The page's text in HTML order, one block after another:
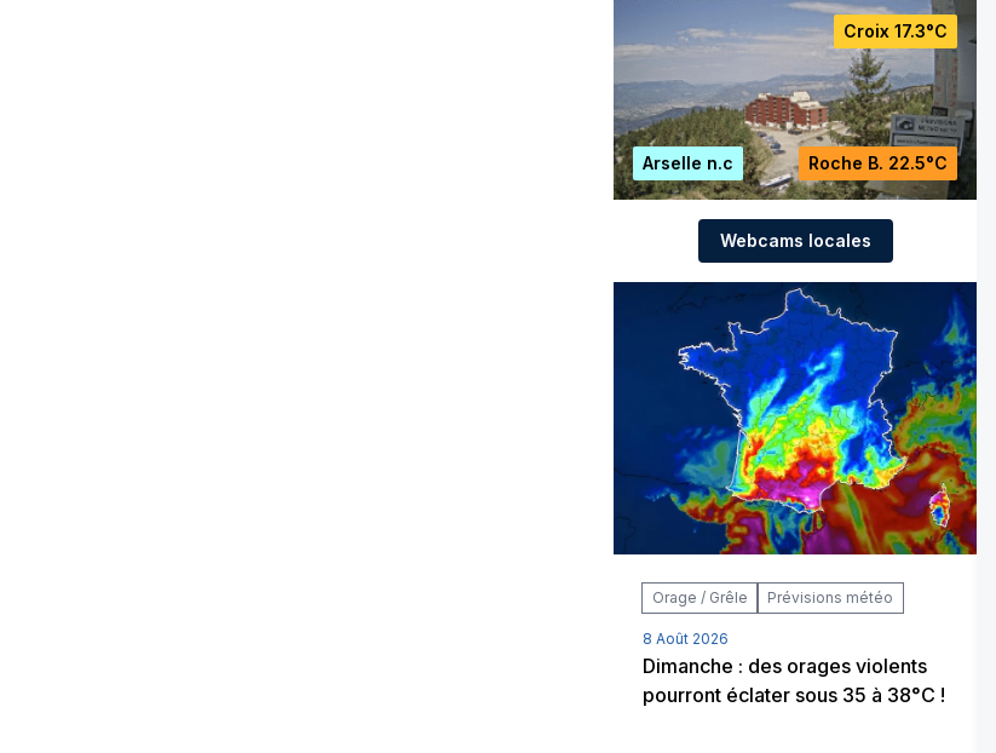
Croix 17.3°C
Arselle n.c Roche B. 22.5°C
Webcams locales
Orage / Grêle Prévisions météo
8 Août 2026
Dimanche : des orages violents
pourront éclater sous 35 à 38°C !